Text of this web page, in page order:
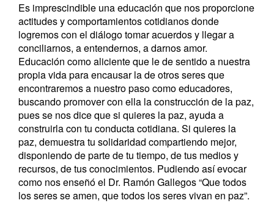
Es imprescindible una educación que nos proporcione
actitudes y comportamientos cotidianos donde
logremos con el diálogo tomar acuerdos y llegar a
conciliarnos, a entendernos, a darnos amor.
Educación como aliciente que le de sentido a nuestra
propia vida para encausar la de otros seres que
encontraremos a nuestro paso como educadores,
buscando promover con ella la construcción de la paz,
pues se nos dice que si quieres la paz, ayuda a
construirla con tu conducta cotidiana. Si quieres la
paz, demuestra tu solidaridad compartiendo mejor,
disponiendo de parte de tu tiempo, de tus medios y
recursos, de tus conocimientos. Pudiendo así evocar
como nos enseñó el Dr. Ramón Gallegos “Que todos
los seres se amen, que todos los seres vivan en paz”.